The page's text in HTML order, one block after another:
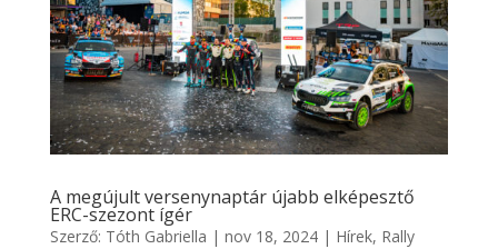
A megújult versenynaptár újabb elképesztő
ERC-szezont ígér
Szerző: Tóth Gabriella | nov 18, 2024| Hírek, Rally